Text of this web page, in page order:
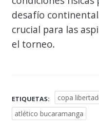
desafío
crucial para las
el torneo.
ETIQUETAS: copa
atlético bucaramanga